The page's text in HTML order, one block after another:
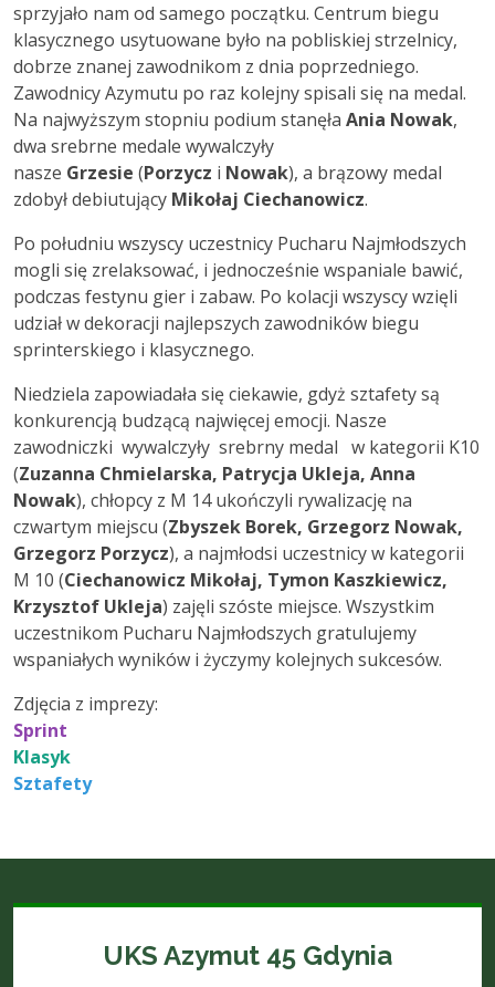
sprzyjało nam od samego początku. Centrum biegu
klasycznego usytuowane było na pobliskiej strzelnicy,
dobrze znanej zawodnikom z dnia poprzedniego.
Zawodnicy Azymutu po raz kolejny spisali się na medal.
Na najwyższym stopniu podium stanęła Ania Nowak,
dwa srebrne medale wywalczyły
nasze Grzesie (Porzycz i Nowak), a brązowy medal
zdobył debiutujący Mikołaj Ciechanowicz.
Po południu wszyscy uczestnicy Pucharu Najmłodszych
mogli się zrelaksować, i jednocześnie wspaniale bawić,
podczas festynu gier i zabaw. Po kolacji wszyscy wzięli
udział w dekoracji najlepszych zawodników biegu
sprinterskiego i klasycznego.
Niedziela zapowiadała się ciekawie, gdyż sztafety są
konkurencją budzącą najwięcej emocji. Nasze
zawodniczki wywalczyły srebrny medal w kategorii K10
(Zuzanna Chmielarska, Patrycja Ukleja, Anna
Nowak), chłopcy z M 14 ukończyli rywalizację na
czwartym miejscu (Zbyszek Borek, Grzegorz Nowak,
Grzegorz Porzycz), a najmłodsi uczestnicy w kategorii
M 10 (Ciechanowicz Mikołaj, Tymon Kaszkiewicz,
Krzysztof Ukleja) zajęli szóste miejsce. Wszystkim
uczestnikom Pucharu Najmłodszych gratulujemy
wspaniałych wyników i życzymy kolejnych sukcesów.
Zdjęcia z imprezy:
Sprint
Klasyk
Sztafety
UKS Azymut 45 Gdynia